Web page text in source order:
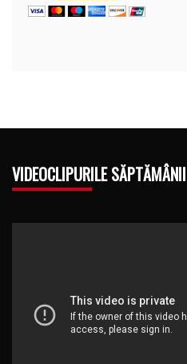
VIDEOCLIPURILE SĂPTĂMÂNII